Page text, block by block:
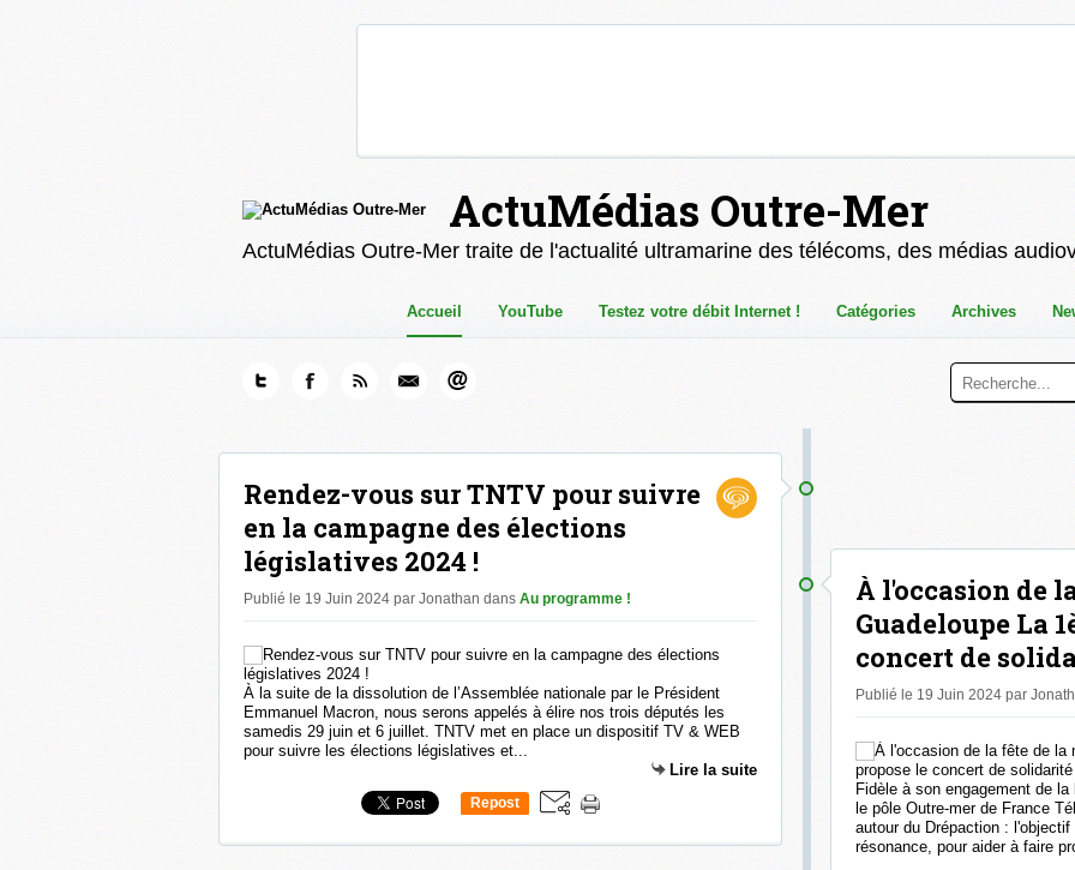
ActuMédias Outre-Mer
ActuMédias Outre-Mer traite de l'actualité ultramarine des télécoms, des médias
Accueil YouTube Testez votre débit Internet ! Catégories Archives
Rendez-vous sur TNTV pour suivre
en la campagne des élections
législatives 2024 !
Publié le 19 Juin 2024 par Jonathan dans Au programme !
À la suite de la dissolution de l’Assemblée nationale par le Président
Emmanuel Macron, nous serons appelés à élire nos trois députés les
samedis 29 juin et 6 juillet. TNTV met en place un dispositif TV & WEB
pour suivre les élections législatives et...
Lire la suite
Repost
À l'occasion de
Guadeloupe La
concert de
Publié le 19 Juin 2024 par
Fidèle à son engagement de
le pôle Outre-mer de France
autour du Drépaction :
résonance, pour aider à faire